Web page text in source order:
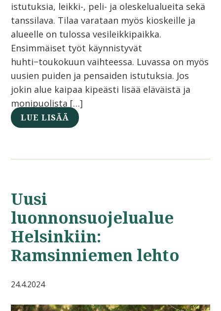
istutuksia, leikki-, peli- ja oleskelualueita sekä
tanssilava. Tilaa varataan myös kioskeille ja
alueelle on tulossa vesileikkipaikka.
Ensimmäiset työt käynnistyvät
huhti−toukokuun vaihteessa. Luvassa on myös
uusien puiden ja pensaiden istutuksia. Jos
jokin alue kaipaa kipeästi lisää eläväistä ja
monipuolista […]
LUE LISÄÄ
Uusi
luonnonsuojelualue
Helsinkiin:
Ramsinniemen lehto
24.4.2024